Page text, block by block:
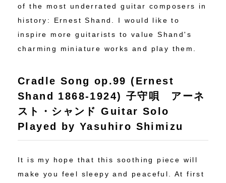
of the most underrated guitar composers in
history: Ernest Shand. I would like to
inspire more guitarists to value Shand's
charming miniature works and play them.
Cradle Song op.99 (Ernest
Shand 1868-1924) 子守唄 アーネ
スト・シャンド Guitar Solo
Played by Yasuhiro Shimizu
It is my hope that this soothing piece will
make you feel sleepy and peaceful. At first